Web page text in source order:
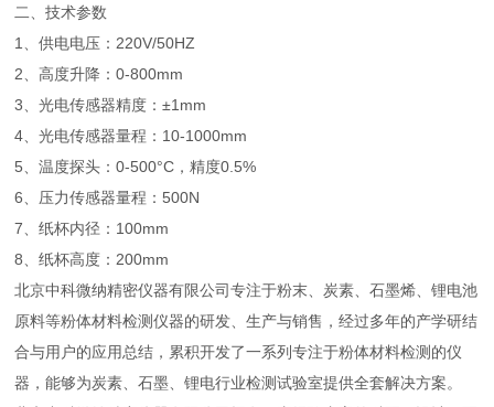
二、技术参数
1、供电电压：220V/50HZ
2、高度升降：0-800mm
3、光电传感器精度：±1mm
4、光电传感器量程：10-1000mm
5、温度探头：0-500°C，精度0.5%
6、压力传感器量程：500N
7、纸杯内径：100mm
8、纸杯高度：200mm
北京中科微纳精密仪器有限公司专注于粉末、炭素、石墨烯、锂电池
原料等粉体材料检测仪器的研发、生产与销售，经过多年的产学研结
合与用户的应用总结，累积开发了一系列专注于粉体材料检测的仪
器，能够为炭素、石墨、锂电行业检测试验室提供全套解决方案。